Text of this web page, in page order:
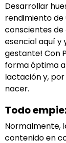
Desarrollar
rendimiento de
conscientes de
esencial aquí y
gestante! Con
forma óptima
lactación y,
nacer.
Todo
Normalmente,
contenido en